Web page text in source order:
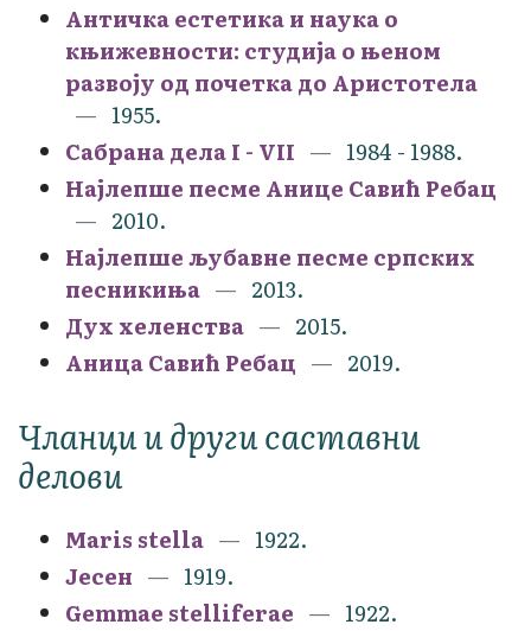
Античка естетика и наука о
књижевности: студија о њеном
развоју од почетка до Аристотела
1955.
Сабрана дела I - VII
1984 - 1988.
Најлепше песме Анице Савић Ребац
2010.
Најлепше љубавне песме српских
песникиња
2013.
Дух хеленства
2015.
Аница Савић Ребац
2019.
Чланци и други саставни
делови
Maris stella
1922.
Јесен
1919.
Gemmae stelliferae
1922.